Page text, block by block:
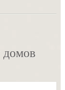
домов